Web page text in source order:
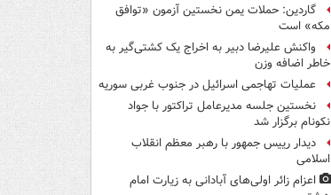
گاردین: حملات یمن نخستین آزمون «توافق
مکه» است
واکنش علیرضا دبیر به اخراج یک کشتی‌گیر به
خاطر اضافه وزن
عملیات تهاجمی اسرائیل در جنوب غربی سوریه
نخستین جلسه مدیرعامل تراکتور با جواد
نکونام برگزار شد
دیدار رییس جمهور با رهبر معظم انقلاب
اسلامی
اعزام زائر اولی‌های آبادانی به زیارت امام